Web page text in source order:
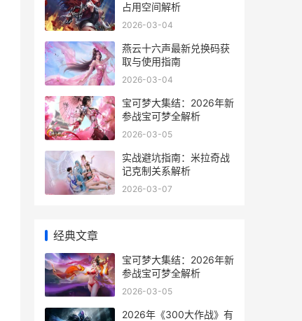
占用空间解析
2026-03-04
燕云十六声最新兑换码获
取与使用指南
2026-03-04
宝可梦大集结：2026年新
参战宝可梦全解析
2026-03-05
实战避坑指南：米拉奇战
记克制关系解析
2026-03-07
经典文章
宝可梦大集结：2026年新
参战宝可梦全解析
2026-03-05
2026年《300大作战》有